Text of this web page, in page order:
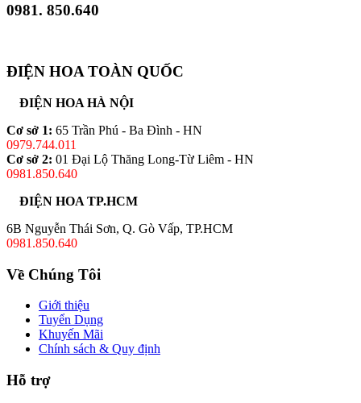
0981. 850.640
ĐIỆN HOA TOÀN QUỐC
ĐIỆN HOA HÀ NỘI
Cơ sở 1: 65 Trần Phú - Ba Đình - HN
0979.744.011
Cơ sở 2: 01 Đại Lộ Thăng Long-Từ Liêm - HN
0981.850.640
ĐIỆN HOA TP.HCM
6B Nguyễn Thái Sơn, Q. Gò Vấp, TP.HCM
0981.850.640
Về Chúng Tôi
Giới thiệu
Tuyển Dụng
Khuyến Mãi
Chính sách & Quy định
Hỗ trợ